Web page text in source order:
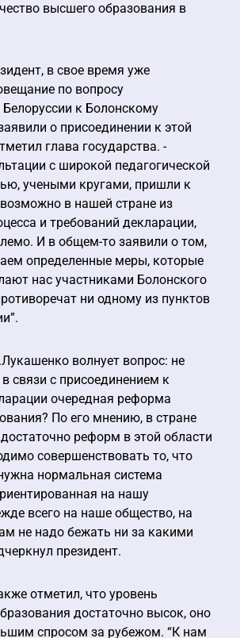
высшего образования в
в свое время уже
по вопросу
к Болонскому
о присоединении к этой
глава государства. -
с широкой педагогической
учеными кругами, пришли к
в нашей стране из
и требований декларации,
И в общем-то заявили о том,
определенные меры, которые
нас участниками Болонского
ни одному из пунктов
волнует вопрос: не
в связи с присоединением к
очередная реформа
По его мнению, в стране
реформ в этой области
совершенствовать то, что
нормальная система
на нашу
всего на наше общество, на
не надо бежать ни за какими
президент.
отметил, что уровень
достаточно высок, оно
спросом за рубежом. “К нам